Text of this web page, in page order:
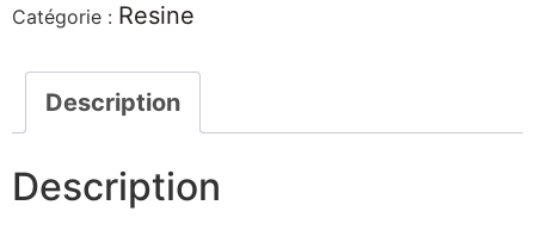
Catégorie : Resine
Description
Description